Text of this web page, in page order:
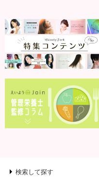
検索して探す